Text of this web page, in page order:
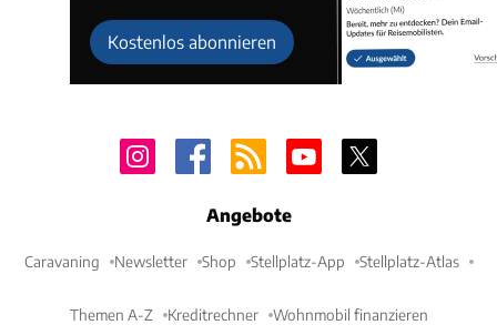
Kostenlos abonnieren
Angebote
Caravaning Newsletter Shop Stellplatz-App Stellplatz-Atlas
Themen A-Z Kreditrechner Wohnmobil finanzieren